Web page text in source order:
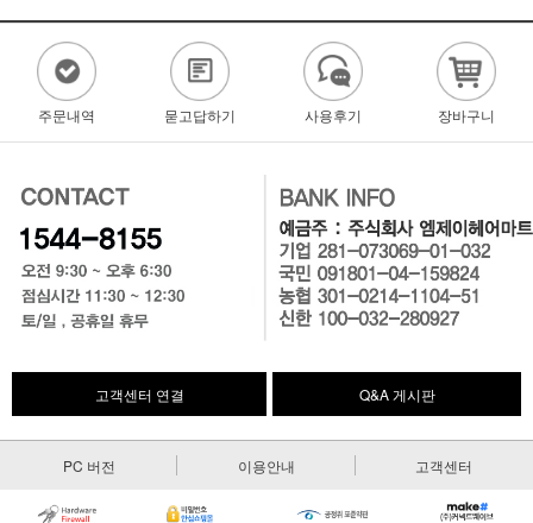
주문내역 묻고답하기 사용후기 장바구니
고객센터 연결 Q&A 게시판
PC 버전 이용안내 고객센터